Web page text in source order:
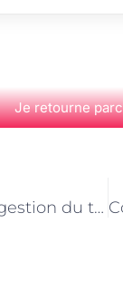
Je retourne
Comment améliorer sa gestion du temps grâce au coaching mental à Paris